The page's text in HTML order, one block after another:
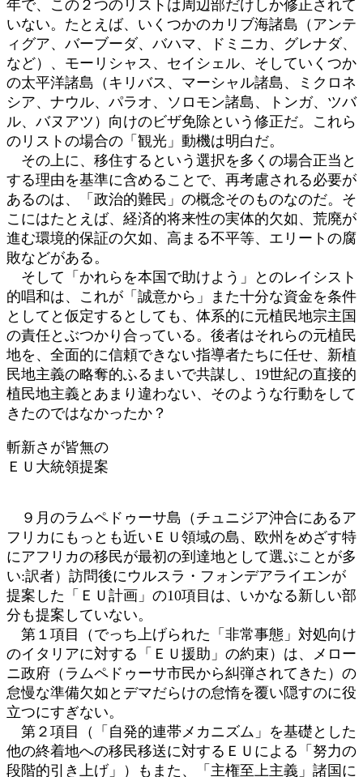
年で、この２つのリストは周辺部だけしか修正されて
いない。たとえば、いくつかのカリブ海諸島（アンテ
ィグア、バーブーダ、バハマ、ドミニカ、グレナダ、
など）、モーリシャス、セイシェル、そしていくつか
の太平洋諸島（キリバス、マーシャル諸島、ミクロネ
シア、ナウル、パラオ、ソロモン諸島、トンガ、ツバ
ル、バヌアツ）向けのビザ免除という修正だ。これら
のリストの場合の「観光」動機は明白だ。
その上に、移住するという選択を多くの場合正当と
する理由を基準に含めることで、再考慮される必要が
あるのは、「政治的難民」の概念そのものなのだ。そ
こにはたとえば、経済的将来性の実体的欠如、荒廃が
進む環境的保証の欠如、高まる不平等、エリートの腐
敗などがある。
そして「かれらを本国で助けよう」とのレイシスト
的唱和は、これが「誠意から」また十分な資金を条件
としてと仮定するとしても、体系的に元植民地宗主国
の責任とぶつかり合っている。後者はそれらの元植民
地を、全面的に信頼できない指導者たちに任せ、新植
民地主義の略奪的ふるまいで共謀し、19世紀の直接的
植民地主義とあまり違わない、そのような行動をして
きたのではなかったか？
斬新さが皆無の
ＥＵ大統領提案
９月のラムペドゥーサ島（チュニジア沖合にあるア
フリカにもっとも近いＥＵ領域の島、欧州をめざす特
にアフリカの移民が最初の到達地として選ぶことが多
い:訳者）訪問後にウルスラ・フォンデアライエンが
提案した「ＥＵ計画」の10項目は、いかなる新しい部
分も提案していない。
第１項目（でっち上げられた「非常事態」対処向け
のイタリアに対する「ＥＵ援助」の約束）は、メロー
ニ政府（ラムペドゥーサ市民から糾弾されてきた）の
怠慢な準備欠如とデマだらけの怠惰を覆い隠すのに役
立つにすぎない。
第２項目（「自発的連帯メカニズム」を基礎とした
他の終着地への移民移送に対するＥＵによる「努力の
段階的引き上げ」）もまた、「主権至上主義」諸国に